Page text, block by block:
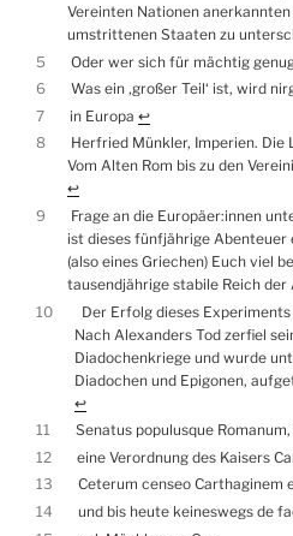
Vereinten Nationen
umstrittenen Staaten zu
5
Oder wer sich für mächtig
6
Was ein ‚großer Teil‘ ist, wird
7
in Europa ↩︎
8
Herfried Münkler, Imperien.
Vom Alten Rom bis zu den
↩︎
9
Frage an die Europäer:innen
ist dieses fünfjährige
(also eines Griechen) Euch viel
tausendjährige stabile Reich der
10
Der Erfolg dieses
Nach Alexanders Tod zerfiel
Diadochenkriege und wurde
Diadochen und Epigonen,
↩︎
11
Senatus populusque Romanum,
12
eine Verordnung des Kaisers
13
Ceterum censeo Carthaginem
14
und bis heute keineswegs de